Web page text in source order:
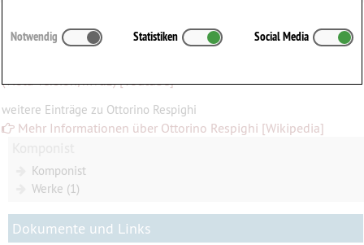
MediathekOttorino Respighi
zum Werk
(Viola Version, mvt.1) [Youtube]
weitere Einträge zu Ottorino Respighi
Mehr Informationen über Ottorino Respighi [Wikipedia]
Komponist
Werke (1)
Dokumente und Links
Notwendig Statistiken Social Media